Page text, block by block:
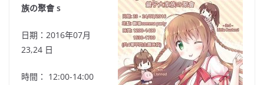
族の聚會 s
日期：2016年07月
23,24 日
時間： 12:00-14:00